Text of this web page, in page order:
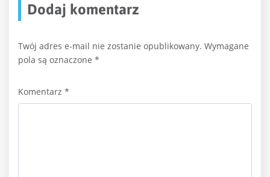
Dodaj komentarz
Twój adres e-mail nie zostanie opublikowany. Wymagane
pola są oznaczone *
Komentarz *